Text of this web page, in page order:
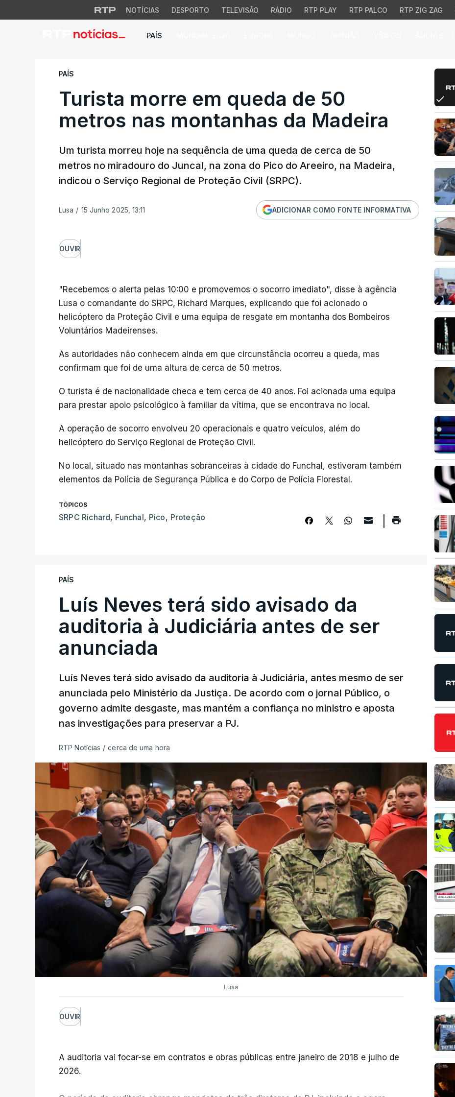
NOTÍCIAS DESPORTO TELEVISÃO RÁDIO RTP PLAY RTP PALCO RTP ZIG ZAG
PAÍS
Turista morre em queda de 50 metros nas
PAÍS
Turista morre em queda de 50
metros nas montanhas da Madeira
Um turista morreu hoje na sequência de uma queda de cerca de 50
metros no miradouro do Juncal, na zona do Pico do Areeiro, na Madeira,
indicou o Serviço Regional de Proteção Civil (SRPC).
Lusa / 15 Junho 2025, 13:11 ADICIONAR COMO FONTE INFORMATIVA
OUVIR
"Recebemos o alerta pelas 10:00 e promovemos o socorro imediato", disse à agência
Lusa o comandante do SRPC, Richard Marques, explicando que foi acionado o
helicóptero da Proteção Civil e uma equipa de resgate em montanha dos Bombeiros
Voluntários Madeirenses.
As autoridades não conhecem ainda em que circunstância ocorreu a queda, mas
confirmam que foi de uma altura de cerca de 50 metros.
O turista é de nacionalidade checa e tem cerca de 40 anos. Foi acionada uma equipa
para prestar apoio psicológico à familiar da vítima, que se encontrava no local.
A operação de socorro envolveu 20 operacionais e quatro veículos, além do
helicóptero do Serviço Regional de Proteção Civil.
No local, situado nas montanhas sobranceiras à cidade do Funchal, estiveram também
elementos da Polícia de Segurança Pública e do Corpo de Polícia Florestal.
TÓPICOS
SRPC Richard, Funchal, Pico, Proteção
PAÍS
Luís Neves terá sido avisado da
auditoria à Judiciária antes de ser
anunciada
Luís Neves terá sido avisado da auditoria à Judiciária, antes mesmo de ser
anunciada pelo Ministério da Justiça. De acordo com o jornal Público, o
governo admite desgaste, mas mantém a confiança no ministro e aposta
nas investigações para preservar a PJ.
RTP Notícias / cerca de uma hora
Lusa
OUVIR
A auditoria vai focar-se em contratos e obras públicas entre janeiro de 2018 e julho de
2026.